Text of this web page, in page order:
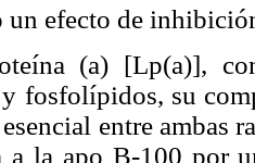
un efecto de
(a) [Lp(a)],
fosfolípidos, su
entre ambas
a la apo B-100 por